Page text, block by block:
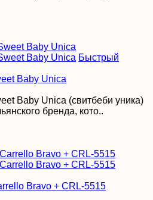
Быстрый
Baby Unica
Baby Unica (свитбеби уника)
бренда, кото..
Bravo + CRL-5515